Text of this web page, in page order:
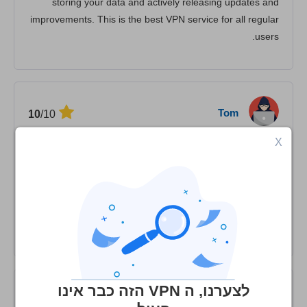
storing your data and actively releasing updates and
improvements. This is the best VPN service for all regular
users.
Tom
/10
10/10 GREAT VALUE!
better deal overall. 10/10 high recommend them for
stacked social discount, $80 for 10 years. WHOOOOO!
My new personal favorite VPN. Recommend.
Randal Dean
X
לצערנו, ה VPN הזה כבר אינו